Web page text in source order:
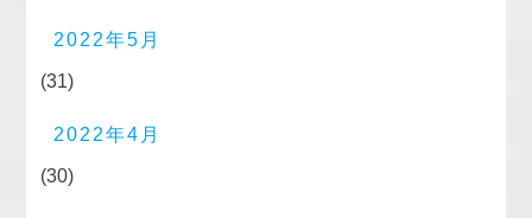
2022年5月
(31)
2022年4月
(30)